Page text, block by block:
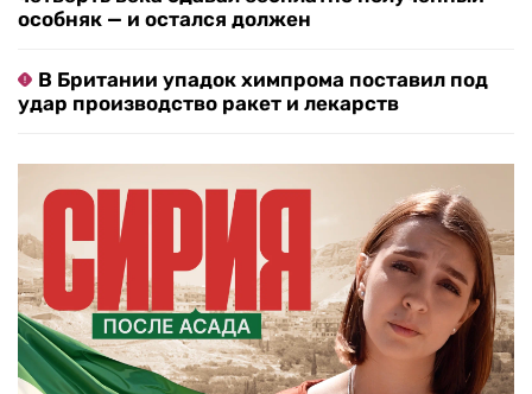
особняк — и остался должен
В Британии упадок химпрома поставил под
удар производство ракет и лекарств